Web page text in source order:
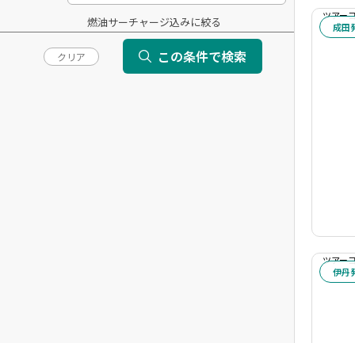
燃油サーチャージ込みに絞る
ホテル
クリア この条件で検索
成田
ツアー
伊丹
ツアー